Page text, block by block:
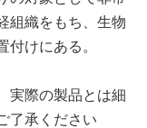
組織をもち、生物
けにある。
実際の製品とは細
了承ください